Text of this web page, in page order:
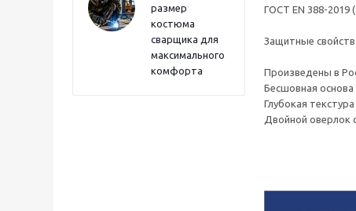
размер
костюма
сварщика для
максимального
комфорта
ГОСТ ЕN 388-2019
Защитные
Произведены в
Бесшовная
Глубокая
Двойной оверлок